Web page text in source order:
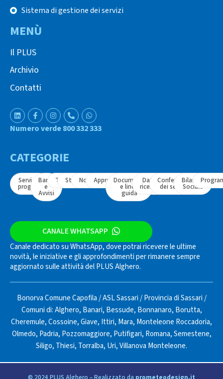
Sistema di gestione dei servizi
MENÙ
Il PLUS
Archivio
Contatti
Numero verde 800 332 333
CATEGORIE
Servizi e
progetti
Bandi
e
Avvisi
TavoliStrumentiNormativaApprofondimenti
Documenti
e linee
guida
Dati e
ricerche
Conferenza
dei servizi
Bilancio
Sociale
CANALE WHATSAPP
Canale dedicato su WhatsApp, dove potrai ricevere le ultime
novità, le iniziative e gli approfondimenti per rimanere sempre
aggiornato sulle attività del PLUS Alghero.
Bonorva Comune Capofila/ASL Sassari/Provincia di Sassari/
Comuni di:Alghero, Banari, Bessude, Bonnanaro, Borutta,
Cheremule,Cossoine,Giave, Ittiri, Mara, Monteleone Roccadoria,
Olmedo, Padria, Pozzomaggiore, Putifigari, Romana,Semestene,
Siligo, Thiesi, Torralba, Uri,Villanova Monteleone.